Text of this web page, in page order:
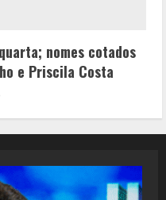
nomes cotados
e Priscila Costa